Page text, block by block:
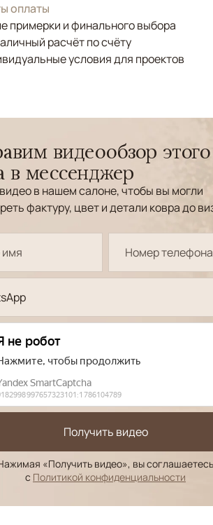
оплаты
примерки и финального выбора
расчёт по счёту
условия для проектов
видеообзор этого
в мессенджер
в нашем салоне, чтобы вы могли
фактуру, цвет и детали ковра до
Получить видео
«Получить видео», вы соглашаетесь
с Политикой конфиденциальности